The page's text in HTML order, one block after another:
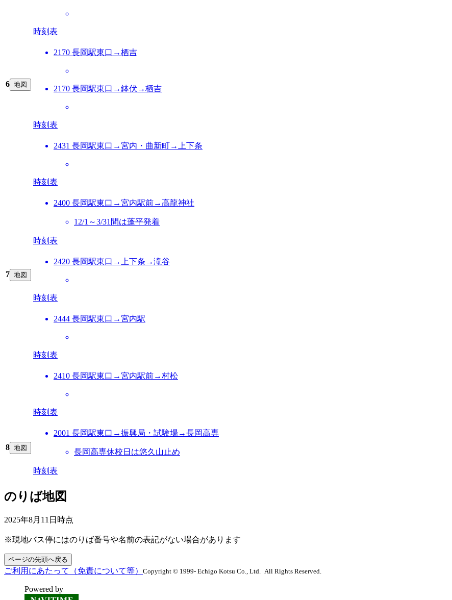
時刻表
6 地図
2170 長岡駅東口→栖吉
2170 長岡駅東口→鉢伏→栖吉
時刻表
7 地図
2431 長岡駅東口→宮内・曲新町→上下条
時刻表
2400 長岡駅東口→宮内駅前→高龍神社
12/1～3/31間は蓬平発着
時刻表
2420 長岡駅東口→上下条→滝谷
時刻表
2444 長岡駅東口→宮内駅
時刻表
2410 長岡駅東口→宮内駅前→村松
時刻表
8 地図
2001 長岡駅東口→振興局・試験場→長岡高専
長岡高専休校日は悠久山止め
時刻表
のりば地図
2025年8月11日 時点
※現地バス停にはのりば番号や名前の表記がない場合があります
ページの先頭へ戻る
ご利用にあたって（免責について等） Copyright © 1999- Echigo Kotsu Co., Ltd. All Rights Reserved.
Powered by